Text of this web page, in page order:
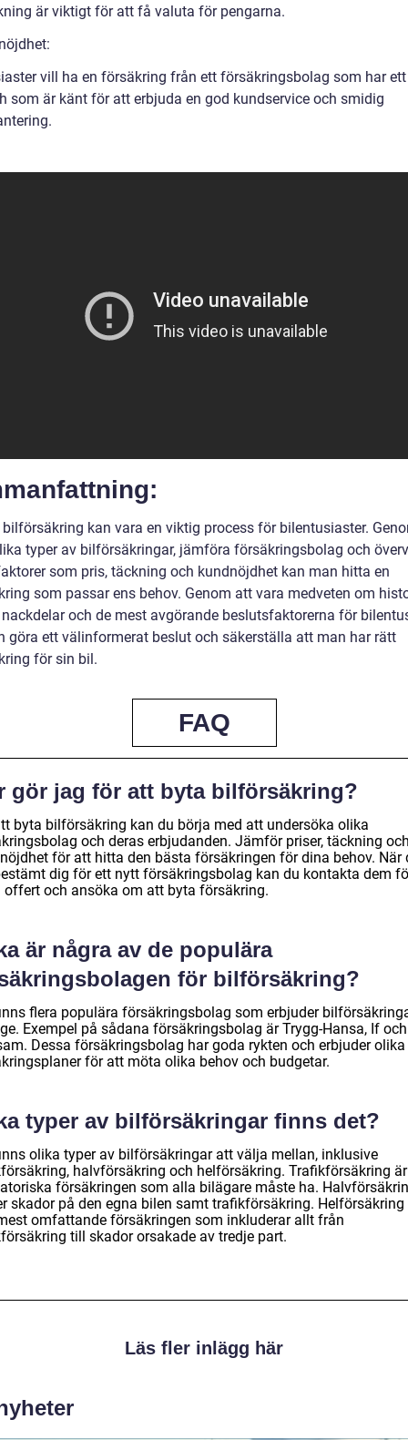
är viktigt för att få valuta för pengarna.
vill ha en försäkring från ett försäkringsbolag som har
som är känt för att erbjuda en god kundservice och smidig
kan vara en viktig process för bilentusiaster.
typer av bilförsäkringar, jämföra försäkringsbolag och
som pris, täckning och kundnöjdhet kan man hitta en
som passar ens behov. Genom att vara medveten om
och de mest avgörande beslutsfaktorerna för
göra ett välinformerat beslut och säkerställa att man har rätt
för sin bil.
FAQ
gör jag för att byta bilförsäkring?
byta bilförsäkring kan du börja med att undersöka olika
och deras erbjudanden. Jämför priser, täckning
för att hitta den bästa försäkringen för dina behov. När
dig för ett nytt försäkringsbolag kan du kontakta dem
offert och ansöka om att byta försäkring.
är några av de populära
för bilförsäkring?
flera populära försäkringsbolag som erbjuder
Exempel på sådana försäkringsbolag är Trygg-Hansa, If och
Dessa försäkringsbolag har goda rykten och erbjuder olika
för att möta olika behov och budgetar.
typer av bilförsäkringar finns det?
olika typer av bilförsäkringar att välja mellan, inklusive
halvförsäkring och helförsäkring. Trafikförsäkring
försäkringen som alla bilägare måste ha.
skador på den egna bilen samt trafikförsäkring. Helförsäkring
omfattande försäkringen som inkluderar allt från
till skador orsakade av tredje part.
Läs fler inlägg här